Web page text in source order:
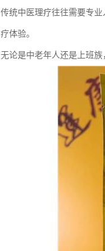
传统中医理疗往往需要专
疗体验。
无论是中老年人还是上班族